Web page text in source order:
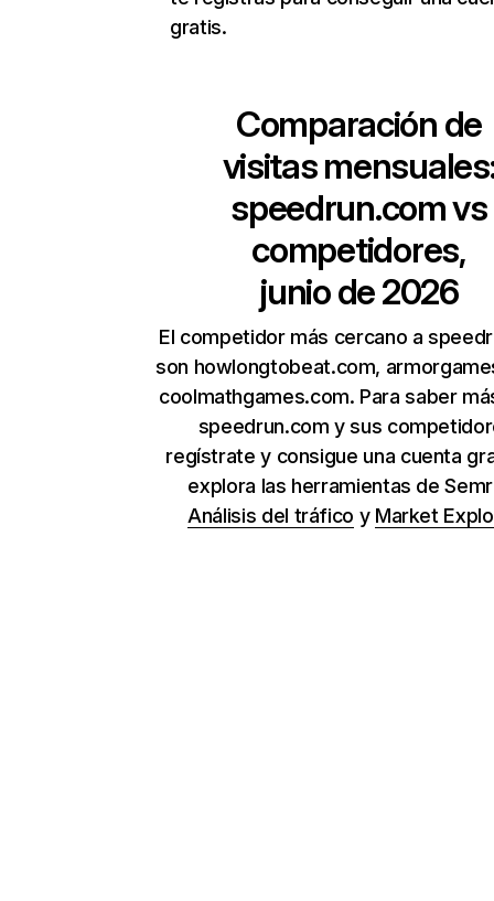
gratis.
Comparación de
visitas
speedrun.comvs
competidores,
junio de 2026
El competidor más cercano a
son howlongtobeat.com,
coolmathgames.com. Para saber
speedrun.com y sus
regístrate y consigue una cuenta
explora las herramientas de
Análisis del tráfico y Market